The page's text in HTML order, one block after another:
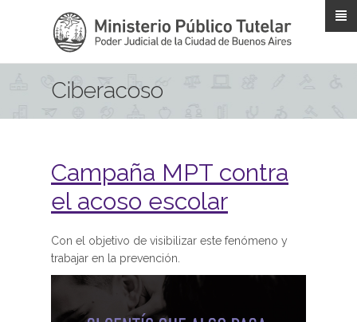
Ciberacoso
Campaña MPT contra
el acoso escolar
Con el objetivo de visibilizar este fenómeno y
trabajar en la prevención.